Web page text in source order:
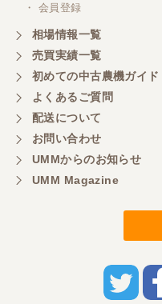
このたびは、あり
山梨県／好ちゃん
大変いい商品で草
・ 会員登録
相場情報一覧
売買実績一覧
初めての中古農機ガイド
よくあるご質問
配送について
お問い合わせ
UMMからのお知らせ
UMM Magazine